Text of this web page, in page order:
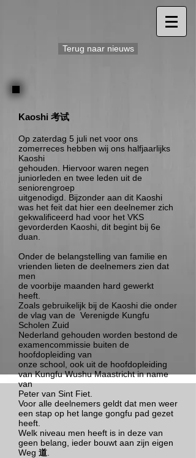
Terug naar nieuws
Kaoshi 考试
Op zaterdag 5 juli net voor ons
zomerreces hebben wij ons halfjaarlijks
Kaoshi
gehouden. Hiervoor waren negen
juniorleden en twee leden uit de
seniorengroep
uitgenodigd. Bijzonder aan dit Kaoshi
was het feit dat hier een deelnemer zich
gekwalificeerd had voor het VKS
gevorderden Kaoshi, dit begint bij 6e
duan.
Onder de belangstelling van familie en
vrienden lieten de deelnemers zien dat
men
de voorbije maanden hard gewerkt
heeft.
Zoals gebruikelijk bij de Kaoshi die onder
de vlag van de Verenigde Kungfu
Scholen Zuid
Nederland gehouden worden bestond de
examencommissie buiten de
hoofdopleiding van
onze school, ook uit de hoofdopleiding
van Kungfu Wushu Maastricht in name
van
Peter van Sint Fiet.
Voor alle deelnemers geldt dat men weer
een stap op het lange gongfu pad gezet
heeft.
Welk niveau men heeft is in deze van
geen belang, ieder bouwt aan zijn eigen
Weg 道